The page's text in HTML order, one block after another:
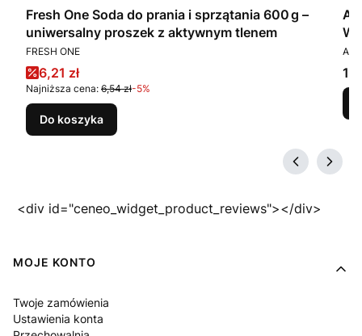
Fresh One Soda do prania i sprzątania 600 g –
uniwersalny proszek z aktywnym tlenem
PRODUCENT
FRESH ONE
Cena promocyjna
6,21 zł
Najniższa cena: 6,54 zł-5%
Do koszyka
<div id="ceneo_widget_product_reviews"></div>
Linki w stopce
MOJE KONTO
Twoje zamówienia
Ustawienia konta